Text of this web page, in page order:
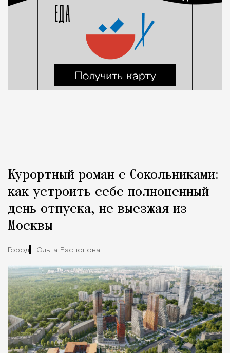
Курортный роман с Сокольниками:
как устроить себе полноценный
день отпуска, не выезжая из
Москвы
Город Ольга Распопова